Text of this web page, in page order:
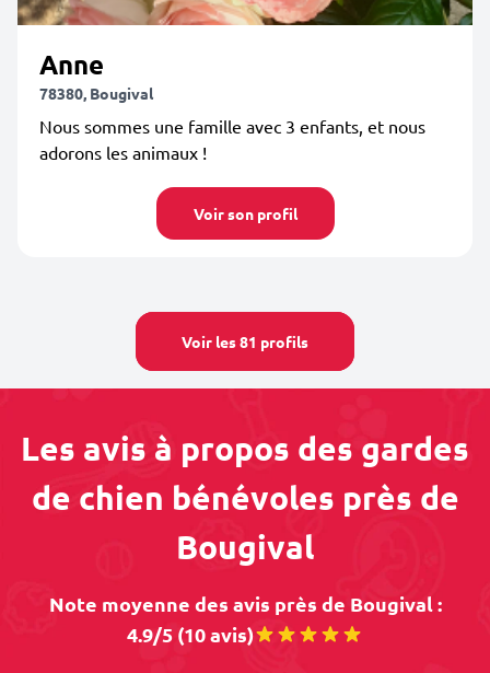
Anne
78380, Bougival
Nous sommes une famille avec 3 enfants, et nous
adorons les animaux !
Voir son profil
Voir les 81 profils
Les avis à propos des gardes
de chien bénévoles près de
Bougival
Note moyenne des avis près de Bougival :
4.9/5 (10 avis)